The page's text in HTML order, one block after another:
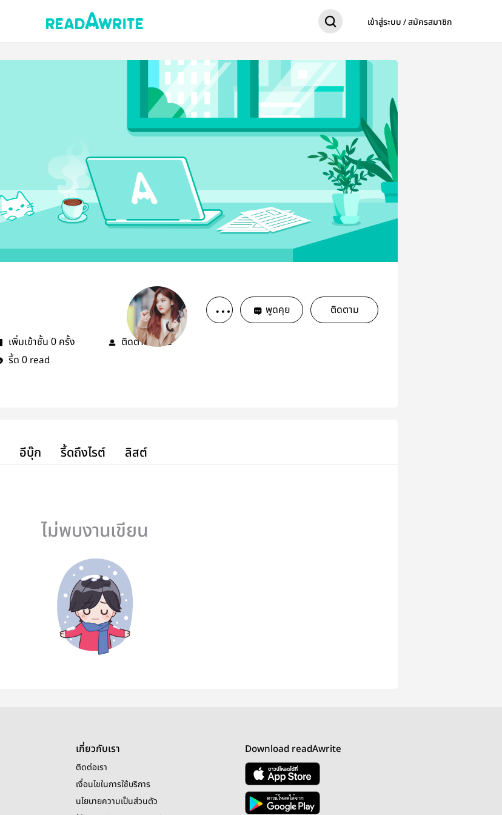
เข้าสู่ระบบ / สมัครสมาชิก
พูดคุย ติดตาม
เพิ่มเข้าชั้น 0 ครั้ง ติดตาม0คน
รี้ด 0 read
อีบุ๊ก รี้ดถึงไรต์ ลิสต์
ไม่พบงานเขียน
เกี่ยวกับเรา
ติดต่อเรา
เงื่อนไขในการใช้บริการ
นโยบายความเป็นส่วนตัว
Download readAwrite